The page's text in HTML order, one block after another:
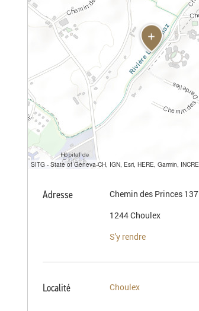
Adresse
Chemin des Princes 137
1244 Choulex
S'y rendre
Localité Choulex